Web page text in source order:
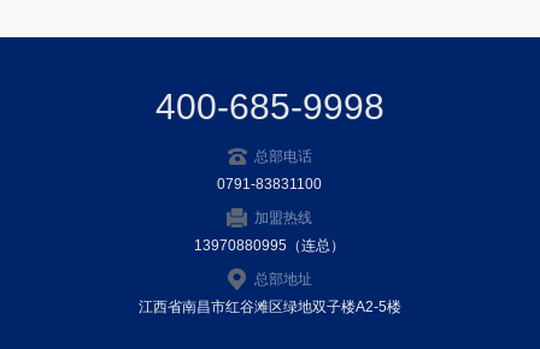
400-685-9998
总部电话
0791-83831100
加盟热线
13970880995（连总）
总部地址
江西省南昌市红谷滩区绿地双子楼A2-5楼